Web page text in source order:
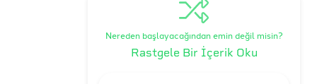
Nereden başlayacağından emin değil misin?
Rastgele Bir İçerik Oku